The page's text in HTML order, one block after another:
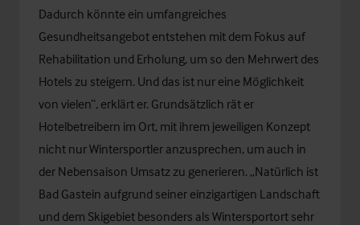
Dadurch könnte ein umfangreiches
Gesundheitsangebot entstehen mit dem Fokus auf
Rehabilitation und Erholung, um so den Mehrwert des
Hotels zu steigern. Und das ist nur eine Möglichkeit
von vielen“, erklärt er. Grundsätzlich rät er
Hotelbetreibern im Ort, mit ihrem jeweiligen Konzept
nicht nur Wintersportler anzusprechen, um auch in
der Nebensaison Umsatz zu generieren. „Natürlich ist
Bad Gastein aufgrund seiner einzigartigen Landschaft
und dem Skigebiet besonders als Wintersportort sehr